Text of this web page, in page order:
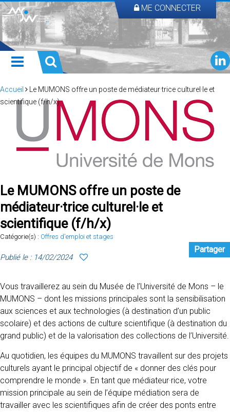
ME CONNECTER
Accueil
Le MUMONS offre un poste de médiateur·trice culturel·le et
scientifique (f/h/x)
Le MUMONS offre un poste de
médiateur·trice culturel·le et
scientifique (f/h/x)
Catégorie(s) : Offres d'emploi et stages
Publié le : 14/02/2024
Partager
Vous travaillerez au sein du Musée de l’Université de Mons – le
MUMONS – dont les missions principales sont la sensibilisation
aux sciences et aux technologies (à destination d’un public
scolaire) et des actions de culture scientifique (à destination du
grand public) et de la valorisation des collections de l’Université.
Au quotidien, les équipes du MUMONS travaillent sur des projets
culturels ayant le principal objectif de « donner des clés pour
comprendre le monde ». En tant que médiateur·rice, votre
mission principale au sein de l’équipe médiation sera de
travailler avec les scientifiques afin de créer des ponts entre